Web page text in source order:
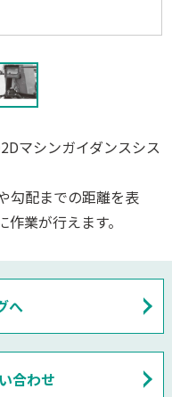
マシンガイダンスシス
勾配までの距離を表
業が行えます。
へ
合わせ